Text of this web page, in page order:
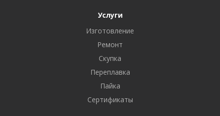
Услуги
Изготовление
Ремонт
Скупка
Переплавка
Пайка
Сертификаты